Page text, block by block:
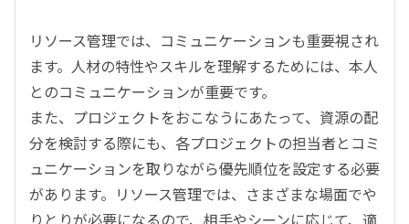
リソース管理では、コミュニケーションも重要視され
ます。人材の特性やスキルを理解するためには、本人
とのコミュニケーションが重要です。
また、プロジェクトをおこなうにあたって、資源の配
分を検討する際にも、各プロジェクトの担当者とコミ
ュニケーションを取りながら優先順位を設定する必要
があります。リソース管理では、さまざまな場面でや